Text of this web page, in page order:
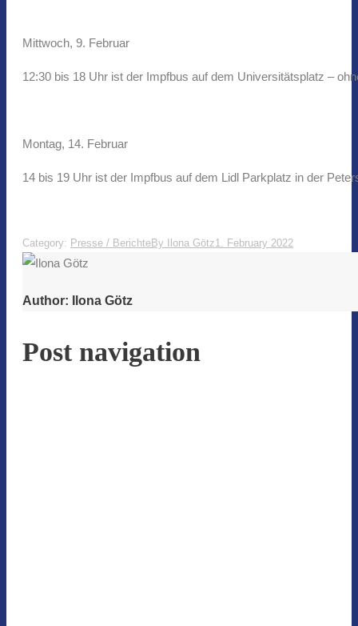
Mittwoch, 9. Februar
12:30 bis 18 Uhr ist der Impfbus auf dem Universitätsplatz –
Montag, 14. Februar
14 bis 19 Uhr ist der Impfbus auf dem Lidl Parkplatz in der
Category: Presse / BerichteBy Ilona Götz1. February 2022
Author: Ilona Götz
Post navigation